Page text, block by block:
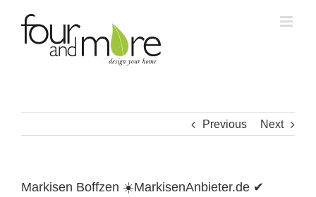
content
Previous Next
Markisen Boffzen ☀️MarkisenAnbieter.de ✔